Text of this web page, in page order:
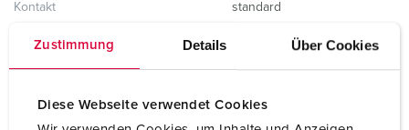
Zustimmung Details Über Cookies
Diese Webseite verwendet Cookies
Kontakt standard
Schutzart